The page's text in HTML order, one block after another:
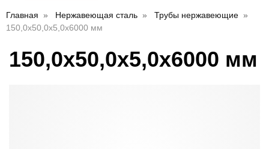
Главная Нержавеющая сталь
Трубы нержавеющие
150,0х50,0х5,0х6000 мм
150,0х50,0х5,0х6000 мм